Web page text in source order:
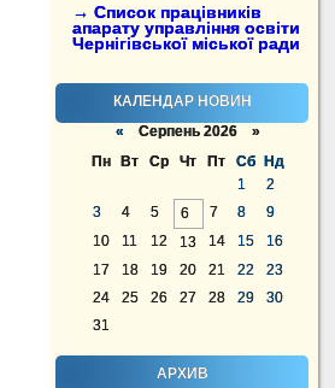
→ Список працівників
апарату управління освіти
Чернігівської міської ради
КАЛЕНДАР НОВИН
« Серпень 2026 »
Пн
Вт Ср Чт Пт Сб
Нд
1
2
3
4 5 6 7 8
9
10
11 12 13 14 15
16
17
18 19 20 21 22
23
24
25 26 27 28 29
30
31
АРХИВ